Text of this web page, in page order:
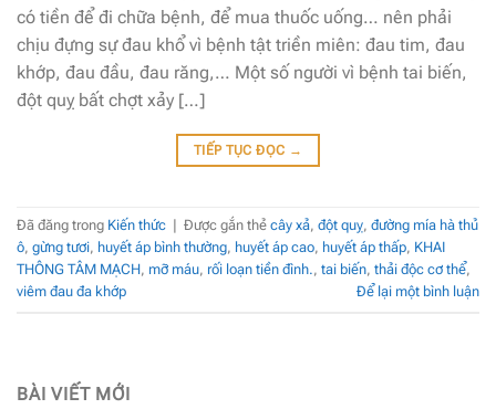
có tiền để đi chữa bệnh, để mua thuốc uống… nên phải
chịu đựng sự đau khổ vì bệnh tật triền miên: đau tim, đau
khớp, đau đầu, đau răng,… Một số người vì bệnh tai biến,
đột quỵ bất chợt xảy […]
TIẾP TỤC ĐỌC →
Đã đăng trong Kiến thức Được gắn thẻ cây xả, đột quỵ, đường mía hà thủ
ô, gừng tươi, huyết áp bình thường, huyết áp cao, huyết áp thấp, KHAI
THÔNG TÂM MẠCH, mỡ máu, rối loạn tiền đình., tai biến, thải độc cơ thể,
viêm đau đa khớp
Để lại một bình luận
BÀI VIẾT MỚI